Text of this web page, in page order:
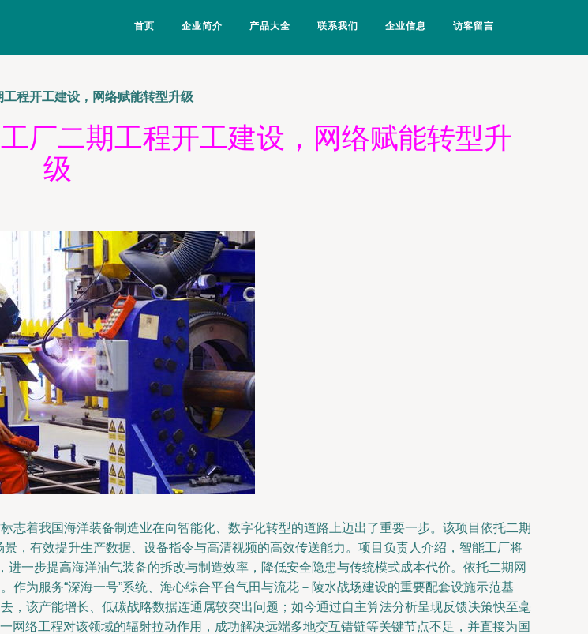
首页 企业简介 产品大全 联系我们 企业信息 访客留言
程开工建设，网络赋能转型升级
厂二期工程开工建设，网络赋能转型升
级
志着我国海洋装备制造业在向智能化、数字化转型的道路上迈出了重要一步。该项目依托二期
，有效提升生产数据、设备指令与高清视频的高效传送能力。项目负责人介绍，智能工厂将
一步提高海洋油气装备的拆改与制造效率，降低安全隐患与传统模式成本代价。依托二期网
为服务“深海一号”系统、海心综合平台气田与流花－陵水战场建设的重要配套设施示范基
，该产能增长、低碳战略数据连通属较突出问题；如今通过自主算法分析呈现反馈决策快至毫
络工程对该领域的辐射拉动作用，成功解决远端多地交互错链等关键节点不足，并直接为国